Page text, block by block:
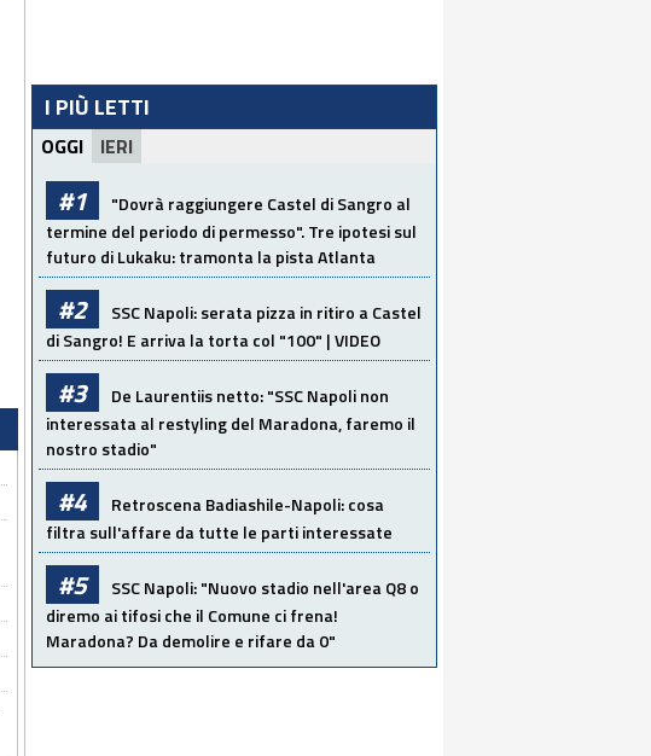
I PIÙ LETTI
OGGI IERI
#1
"Dovrà raggiungere Castel di Sangro al
termine del periodo di permesso". Tre ipotesi sul
futuro di Lukaku: tramonta la pista Atlanta
#2
SSC Napoli: serata pizza in ritiro a Castel
di Sangro! E arriva la torta col "100" | VIDEO
#3
De Laurentiis netto: "SSC Napoli non
interessata al restyling del Maradona, faremo il
nostro stadio"
#4
Retroscena Badiashile-Napoli: cosa
filtra sull'affare da tutte le parti interessate
#5
SSC Napoli: "Nuovo stadio nell'area Q8 o
diremo ai tifosi che il Comune ci frena!
Maradona? Da demolire e rifare da 0"